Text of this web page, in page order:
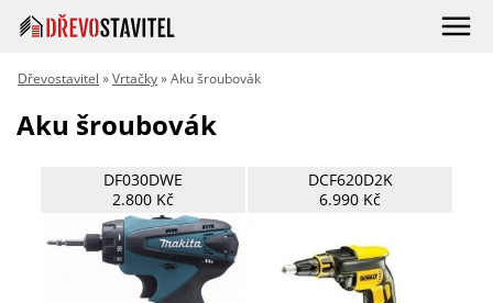
Dřevostavitel »Vrtačky» Aku šroubovák
Aku šroubovák
DF030DWE
2.800 Kč
DCF620D2K
6.990 Kč